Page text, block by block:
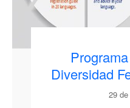
Diversidad
29